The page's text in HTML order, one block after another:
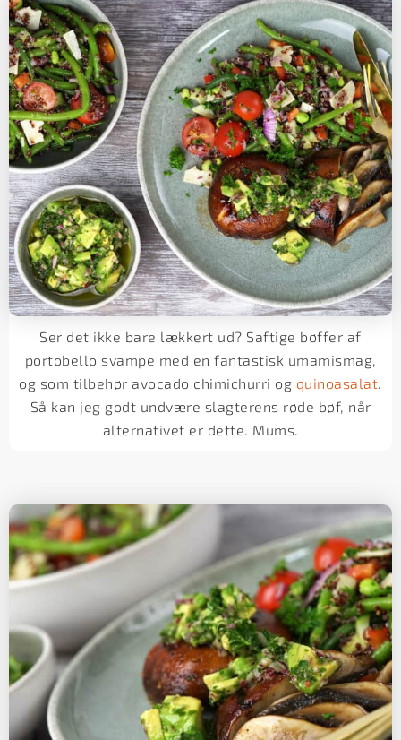
Ser det ikke bare lækkert ud? Saftige bøffer af
portobello svampe med en fantastisk umamismag,
og som tilbehør avocado chimichurri og quinoasalat
Så kan jeg godt undvære slagterens røde bøf, når
alternativet er dette. Mums.